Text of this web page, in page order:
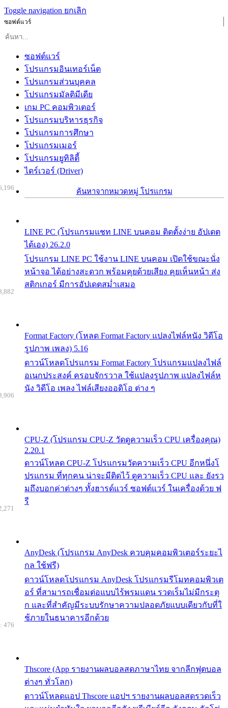
Toggle navigation ยกเลิก
ซอฟต์แวร์
ซอฟต์แวร์
โปรแกรมอินเทอร์เน็ต
โปรแกรมส่วนบุคคล
โปรแกรมมัลติมีเดีย
เกม PC คอมพิวเตอร์
โปรแกรมบริหารธุรกิจ
โปรแกรมการศึกษา
โปรแกรมเมอร์
โปรแกรมยูทิลิตี้
ไดร์เวอร์ (Driver)
ค้นหาจากหมวดหมู่ โปรแกรม
LINE PC (โปรแกรมแชท LINE บนคอม ติดตั้งง่าย อัปเดต
ได้เอง) 26.2.0
โปรแกรม LINE PC ใช้งาน LINE บนคอม เปิดใช้ขณะนั่ง
หน้าจอ ได้อย่างสะดวก พร้อมคุยด้วยเสียง คุยเห็นหน้า ส่ง
สติกเกอร์ มีการอัปเดตสม่ำเสมอ
Format Factory (โหลด Format Factory แปลงไฟล์หนัง วิดีโอ
รูปภาพ เพลง) 5.16
ดาวน์โหลดโปรแกรม Format Factory โปรแกรมแปลงไฟล์
อเนกประสงค์ ครอบจักรวาล ใช้แปลงรูปภาพ แปลงไฟล์ห
นัง วิดีโอ เพลง ไฟล์เสียงออดิโอ ต่าง ๆ
CPU-Z (โปรแกรม CPU-Z วัดดูความเร็ว CPU เครื่องคุณ)
2.20.1
ดาวน์โหลด CPU-Z โปรแกรมวัดความเร็ว CPU อีกหนึ่งโ
ปรแกรม ที่ทุกคน น่าจะมีติดไว้ ดูความเร็ว CPU และ ยังรว
มถึงบอกค่าต่างๆ ทั้งฮารด์แวร์ ซอฟต์แวร์ ในเครื่องด้วย ฟ
รี
AnyDesk (โปรแกรม AnyDesk ควบคุมคอมพิวเตอร์ระยะไ
กล ใช้ฟรี)
ดาวน์โหลดโปรแกรม AnyDesk โปรแกรมรีโมทคอมพิวเต
อร์ ที่สามารถเชื่อมต่อแบบไร้พรมแดน รวดเร็มไม่มีกระตุ
ก และที่สำคัญมีระบบรักษาความปลอดภัยแบบเดียวกับที่ใ
ช้ภายในธนาคารอีกด้วย
Thscore (App รายงานผลบอลสดภาษาไทย จากลีกฟุตบอล
ต่างๆ ทั่วโลก)
ดาวน์โหลดแอป Thscore แอปฯ รายงานผลบอลสดรวดเร็ว
476